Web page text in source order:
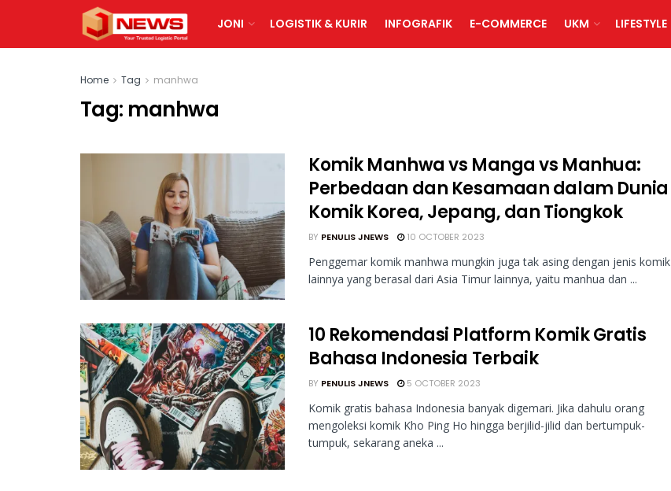
JONI LOGISTIK & KURIR INFOGRAFIK E-COMMERCE UKM LIFESTYLE
Home Tag manhwa
Tag: manhwa
Komik Manhwa vs Manga vs Manhua:
Perbedaan dan Kesamaan dalam Dunia
Komik Korea, Jepang, dan Tiongkok
BY PENULIS JNEWS 10 OCTOBER 2023
Penggemar komik manhwa mungkin juga tak asing dengan jenis komik
lainnya yang berasal dari Asia Timur lainnya, yaitu manhua dan ...
10 Rekomendasi Platform Komik Gratis
Bahasa Indonesia Terbaik
BY PENULIS JNEWS 5 OCTOBER 2023
Komik gratis bahasa Indonesia banyak digemari. Jika dahulu orang
mengoleksi komik Kho Ping Ho hingga berjilid-jilid dan bertumpuk-
tumpuk, sekarang aneka ...